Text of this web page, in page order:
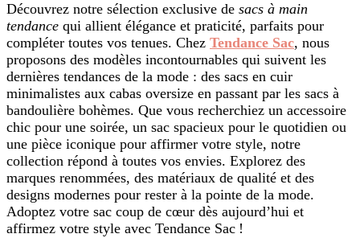
Découvrez notre sélection exclusive de sacs à main
tendance qui allient élégance et praticité, parfaits pour
compléter toutes vos tenues. Chez Tendance Sac, nous
proposons des modèles incontournables qui suivent les
dernières tendances de la mode : des sacs en cuir
minimalistes aux cabas oversize en passant par les sacs à
bandoulière bohèmes. Que vous recherchiez un accessoire
chic pour une soirée, un sac spacieux pour le quotidien ou
une pièce iconique pour affirmer votre style, notre
collection répond à toutes vos envies. Explorez des
marques renommées, des matériaux de qualité et des
designs modernes pour rester à la pointe de la mode.
Adoptez votre sac coup de cœur dès aujourd’hui et
affirmez votre style avec Tendance Sac !